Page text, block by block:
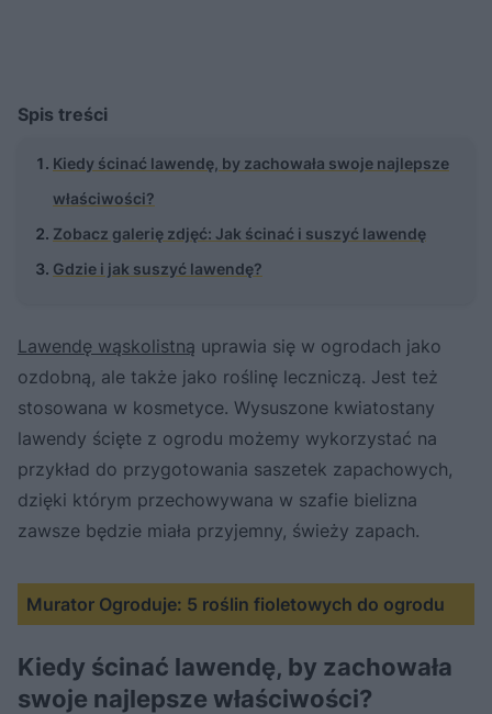
Spis treści
Kiedy ścinać lawendę, by zachowała swoje najlepsze
właściwości?
Zobacz galerię zdjęć: Jak ścinać i suszyć lawendę
Gdzie i jak suszyć lawendę?
Lawendę wąskolistną uprawia się w ogrodach jako
ozdobną, ale także jako roślinę leczniczą. Jest też
stosowana w kosmetyce. Wysuszone kwiatostany
lawendy ścięte z ogrodu możemy wykorzystać na
przykład do przygotowania saszetek zapachowych,
dzięki którym przechowywana w szafie bielizna
zawsze będzie miała przyjemny, świeży zapach.
Murator Ogroduje: 5 roślin fioletowych do ogrodu
Kiedy ścinać lawendę, by zachowała
swoje najlepsze właściwości?